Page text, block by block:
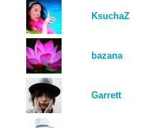
KsuchaZ
bazana
Garrett